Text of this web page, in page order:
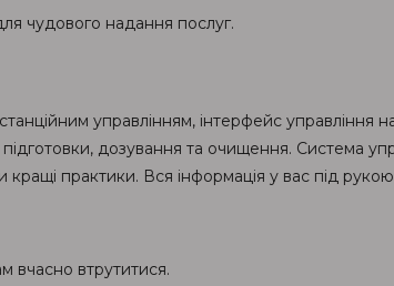
чудового надання послуг.
управлінням, інтерфейс управління
дозування та очищення. Система
кращі практики. Вся інформація у вас під
вчасно втрутитися.